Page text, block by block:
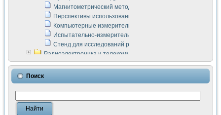
Магнитометрический метод в дефектоскопии сварных
Перспективы использования машинного зрения в
Компьютерные измерительные системы для
Испытательно-измерительный комплекс аппаратуры для
Стенд для исследований рабочих процессов ДВС в
Радиоэлектроника и телекоммуникации
LabVIEW в расчетах радиолиний систем передачи данных
Аппаратно-программный комплекс для исследования
Виртуальный лабораторный стенд для исследования
Измерение шумовых параметров операционных
Измерительный преобразователь на основе цифровой
Поиск